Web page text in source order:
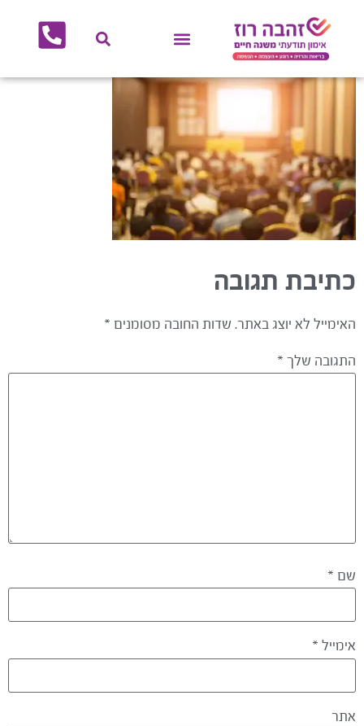
כתיבת תגובה
האימייל לא יוצג באתר. שדות החובה מסומנים *
התגובה שלך *
שם *
אימייל *
אתר